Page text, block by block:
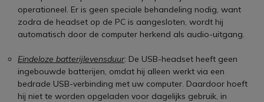
operationeel. Er is geen speciale behandeling nodig, want
zodra de headset op de PC is aangesloten, wordt hij
automatisch door de computer herkend als audio-uitgang.
Eindeloze batterijlevensduur: De USB-headset heeft geen
ingebouwde batterijen, omdat hij alleen werkt via een
bedrade USB-verbinding met uw computer. Daardoor hoeft
hij niet te worden opgeladen voor dagelijks gebruik, in